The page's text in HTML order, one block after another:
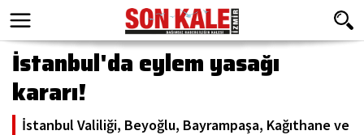
İstanbul'da eylem yasağı
kararı!
İstanbul Valiliği, Beyoğlu, Bayrampaşa, Kağıthane ve